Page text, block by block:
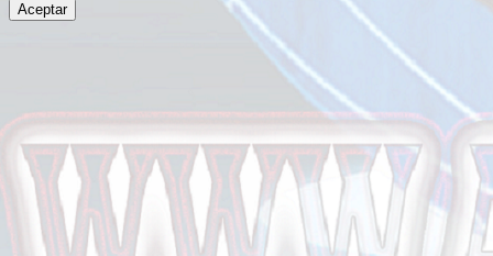
Aceptar